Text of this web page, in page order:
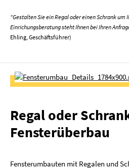
"Gestalten Sie ein Regal oder einen Schrank um
Einrichungsberatung steht Ihnen bei Ihren
Ehling, Geschäftsführer)
Regal oder
Fensterüberbau
Fensterumbauten mit Regalen und